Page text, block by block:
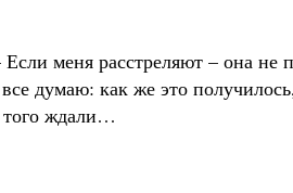
меня расстреляют – она не
думаю: как же это получилось,
того ждали…